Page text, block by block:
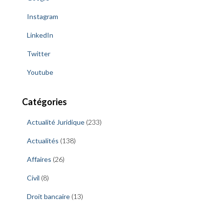
Instagram
LinkedIn
Twitter
Youtube
Catégories
Actualité Juridique (233)
Actualités (138)
Affaires (26)
Civil (8)
Droit bancaire (13)